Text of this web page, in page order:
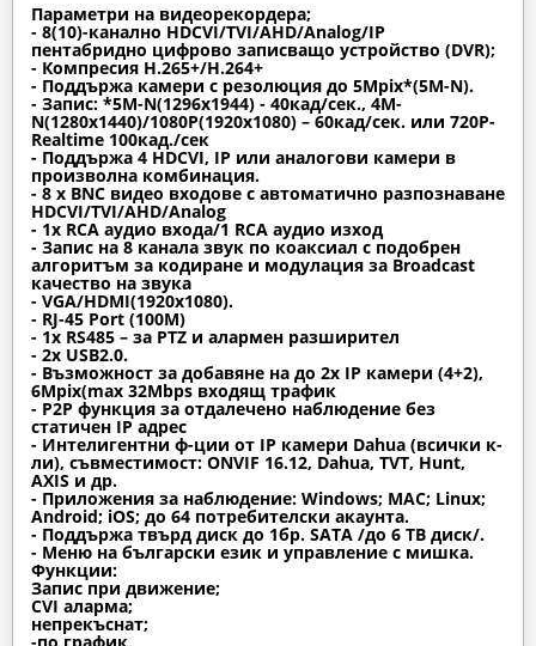
Параметри на видеорекордера;
- 8(10)-канално HDCVI/TVI/AHD/Analog/IP
пентабридно цифрово записващо устройство (DVR);
- Компресия H.265+/H.264+
- Поддържа камери с резолюция до 5Mpix*(5M-N).
- Запис: *5M-N(1296х1944) - 40кад/сек., 4M-
N(1280x1440)/1080P(1920x1080) – 60кад/сек. или 720P-
Realtime 100кад./сек
- Поддържа 4 HDCVI, IP или аналогови камери в
произволна комбинация.
- 8 x BNC видео входове с автоматично разпознаване
HDCVI/TVI/AHD/Analog
- 1x RCA аудио входа/1 RCA аудио изход
- Запис на 8 каналa звук по коаксиал с подобрен
алгоритъм за кодиране и модулация за Broadcast
качество на звука
- VGA/HDMI(1920x1080).
- RJ-45 Port (100M)
- 1x RS485 – за PTZ и алармен разширител
- 2x USB2.0.
- Възможност за добавяне на до 2x IP камери (4+2),
6Mpix(max 32Mbps входящ трафик
- P2P функция за отдалечено наблюдение без
статичен IP адрес
- Интелигентни ф-ции от IP камери Dahua (всички к-
ли), съвместимост: ONVIF 16.12, Dahua, TVT, Hunt,
AXIS и др.
- Приложения за наблюдение: Windows; MAC; Linux;
Android; iOS; до 64 потребителски акаунта.
- Поддържа твърд диск до 1бр. SATA /до 6 TB диск/.
- Меню на български език и управление с мишка.
Функции:
Запис при движение;
CVI аларма;
непрекъснат;